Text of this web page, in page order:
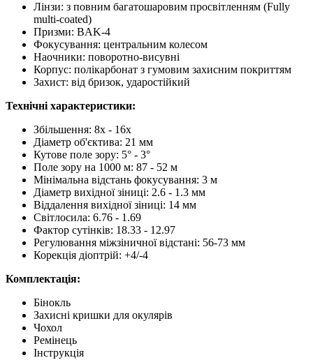
Лінзи: з повним багатошаровим просвітленням (Fully
multi-coated)
Призми: BAK-4
Фокусування: центральним колесом
Наочники: поворотно-висувні
Корпус: полікарбонат з гумовим захисним покриттям
Захист: від бризок, ударостійкий
Технічні характеристики:
Збільшення: 8x - 16х
Діаметр об'єктива: 21 мм
Кутове поле зору: 5° - 3°
Поле зору на 1000 м: 87 - 52 м
Мінімальна відстань фокусування: 3 м
Діаметр вихідної зіниці: 2.6 - 1.3 мм
Віддалення вихідної зіниці: 14 мм
Світлосила: 6.76 - 1.69
Фактор сутінків: 18.33 - 12.97
Регулювання міжзіничної відстані: 56-73 мм
Корекція діоптрій: +4/-4
Комплектація:
Бінокль
Захисні кришки для окулярів
Чохол
Ремінець
Інструкція